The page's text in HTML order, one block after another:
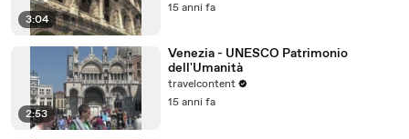
3:04
15 anni fa
2:53
Venezia - UNESCO Patrimonio
dell'Umanità
travelcontent
15 anni fa